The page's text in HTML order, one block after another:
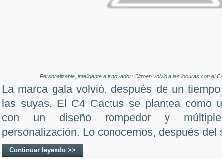
Personalizable, inteligente e innovador: Citroën volvió a las locuras con el
La marca gala volvió, después de un
las suyas. El C4 Cactus se plantea como
con un diseño rompedor y
personalización. Lo conocemos, después del
Continuar leyendo >>